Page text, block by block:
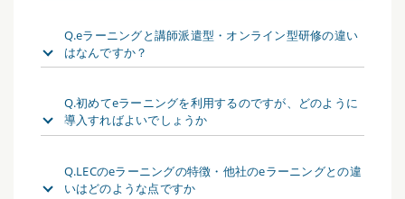
Q.eラーニングと講師派遣型・オンライン型研修の違い
はなんですか？
Q.初めてeラーニングを利用するのですが、どのように
導入すればよいでしょうか
Q.LECのeラーニングの特徴・他社のeラーニングとの違
いはどのような点ですか